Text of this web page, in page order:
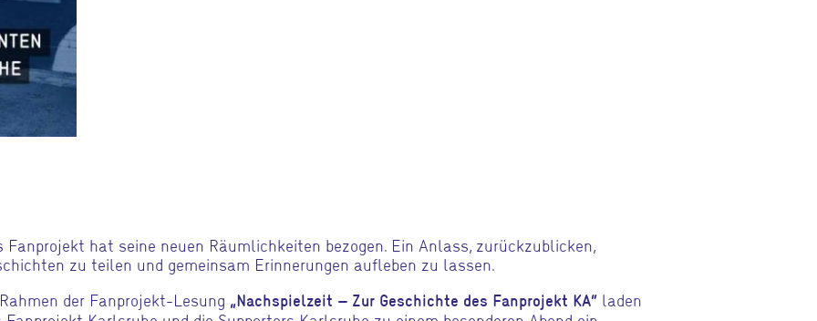
Fanprojekt hat seine neuen Räumlichkeiten bezogen. Ein Anlass, zurückzublicken,
zu teilen und gemeinsam Erinnerungen aufleben zu lassen.
der Fanprojekt-Lesung „Nachspielzeit – Zur Geschichte des Fanprojekt KA“ laden